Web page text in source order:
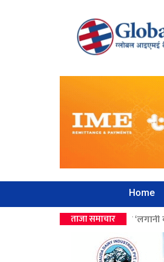
Home
ताजा समाचार
उपहार ‘लगानी बोर्डको सीईओ’ >>